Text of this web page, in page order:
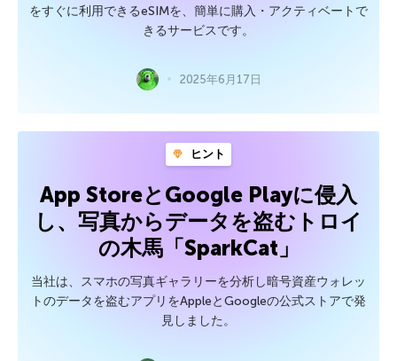
をすぐに利用できるeSIMを、簡単に購入・アクティベートで
きるサービスです。
2025年6月17日
ヒント
App StoreとGoogle Playに侵入
し、写真からデータを盗むトロイ
の木馬「SparkCat」
当社は、スマホの写真ギャラリーを分析し暗号資産ウォレッ
トのデータを盗むアプリをAppleとGoogleの公式ストアで発
見しました。